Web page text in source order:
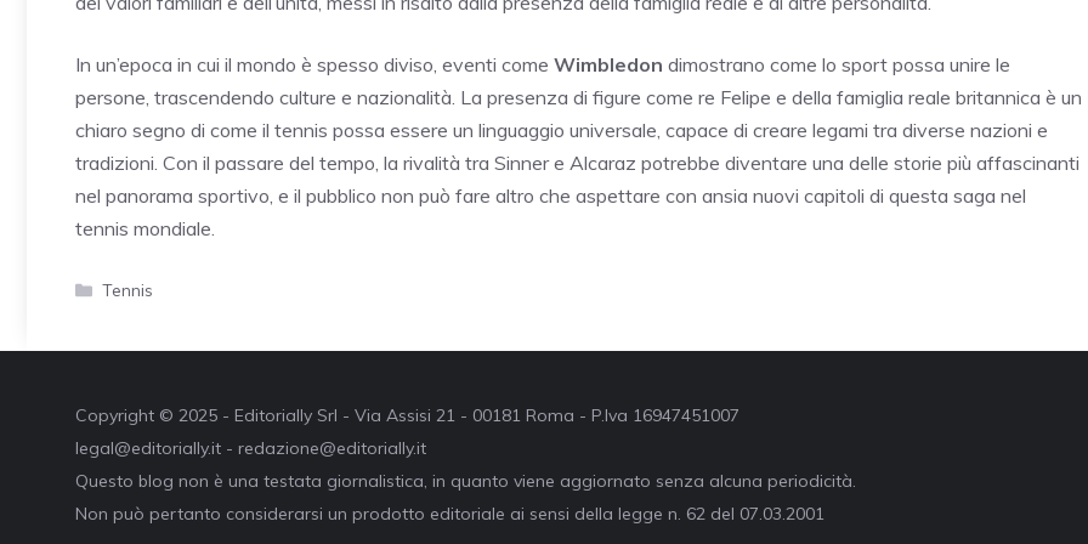
In un’epoca in cui il mondo è spesso diviso, eventi come Wimbledon dimostrano come lo sport possa unire le
persone, trascendendo culture e nazionalità. La presenza di figure come re Felipe e della famiglia reale britannica è un
chiaro segno di come il tennis possa essere un linguaggio universale, capace di creare legami tra diverse nazioni e
tradizioni. Con il passare del tempo, la rivalità tra Sinner e Alcaraz potrebbe diventare una delle storie più affascinanti
nel panorama sportivo, e il pubblico non può fare altro che aspettare con ansia nuovi capitoli di questa saga nel
tennis mondiale.
Categorie
Tennis
Copyright © 2025 - Editorially Srl - Via Assisi 21 - 00181 Roma - P.Iva 16947451007
legal@editorially.it - redazione@editorially.it
Questo blog non è una testata giornalistica, in quanto viene aggiornato senza alcuna periodicità.
Non può pertanto considerarsi un prodotto editoriale ai sensi della legge n. 62 del 07.03.2001